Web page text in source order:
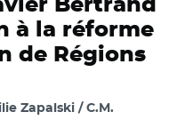
Bertrand
à la réforme
de Régions
Zapalski / C.M.